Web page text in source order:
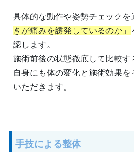
具体的な動作や姿勢チェックを
きが痛みを誘発しているのか」
認します。
施術前後の状態徹底して比較す
自身にも体の変化と施術効果を
いただきます。
手技による整体